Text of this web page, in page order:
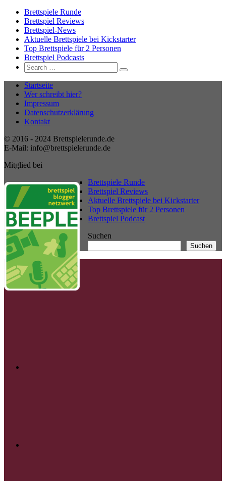
Brettspiele Runde
Brettspiel Reviews
Brettspiel-News
Aktuelle Brettspiele bei Kickstarter
Top Brettspiele für 2 Personen
Brettspiel Podcasts
Search
for:
Search
Startseite
Wer schreibt hier?
Impressum
Datenschutzerklärung
Kontakt
© 2016 - 2024 Brettspielerunde.de
E-Mail: info@brettspielerunde.de
Mitglied bei
Brettspiele Runde
Brettspiel Reviews
Aktuelle Brettspiele bei Kickstarter
Top Brettspiele für 2 Personen
Brettspiel Podcast
Suchen
Suchen